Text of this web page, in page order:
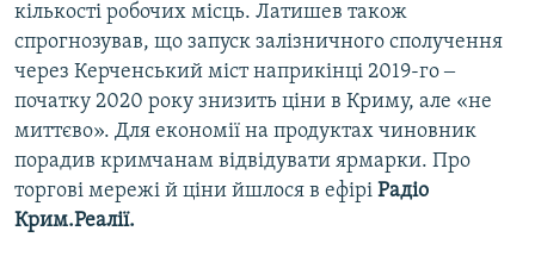
кількості робочих місць. Латишев також
спрогнозував, що запуск залізничного сполучення
через Керченський міст наприкінці 2019-го ‒
початку 2020 року знизить ціни в Криму, але «не
миттєво». Для економії на продуктах чиновник
порадив кримчанам відвідувати ярмарки. Про
торгові мережі й ціни йшлося в ефірі Радіо
Крим.Реалії.